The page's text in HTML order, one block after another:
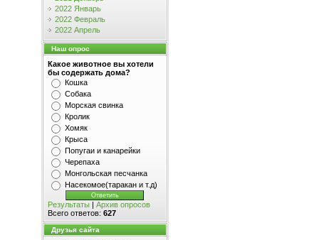
2022 Январь
2022 Февраль
2022 Апрель
Наш опрос
Какое животное вы хотели
бы содержать дома?
Кошка
Собака
Морская свинка
Кролик
Хомяк
Крыса
Попугаи и канарейки
Черепаха
Монгольская песчанка
Насекомое(таракан и т.д)
Результаты| Архив опросов
Всего ответов: 627
Друзья сайта